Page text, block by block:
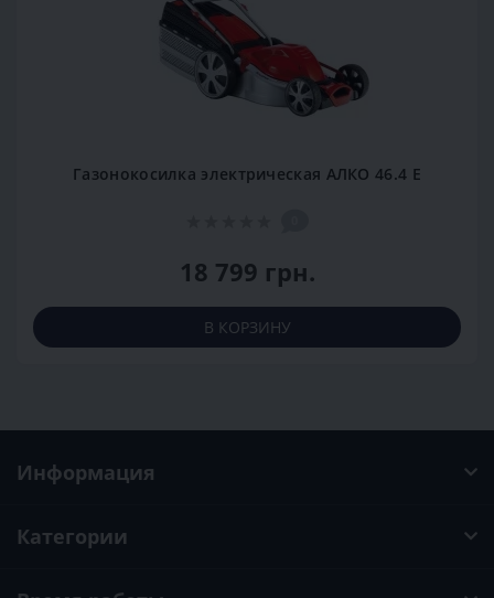
Газонокосилка электрическая АЛКО 46.4 Е
18 799 грн.
В КОРЗИНУ
Информация
Категории